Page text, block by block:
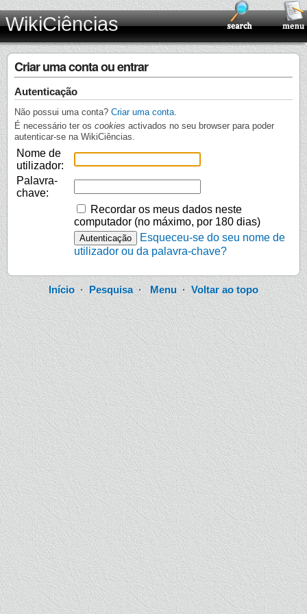
WikiCiências
Criar uma conta ou entrar
Autenticação
Não possui uma conta? Criar uma conta
É necessário ter os cookies activados no seu browser para poder
autenticar-se na WikiCiências.
Nome de
utilizador:
Palavra-
chave:
Recordar os meus dados neste
computador (no máximo, por 180 dias)
Esqueceu-se do seu nome de
utilizador ou da palavra-chave?
Início· Pesquisa·Menu ·Voltar ao topo